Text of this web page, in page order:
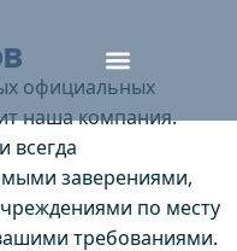
официальных
наша компания.
всегда
заверениями,
по месту
требованиями.